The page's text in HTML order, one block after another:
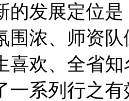
的发展定位
围浓、师资
喜欢、全省
一系列行之